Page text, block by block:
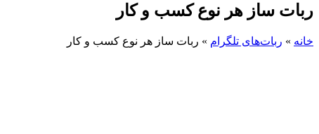
ربات ساز هر نوع کسب و کار
خانه » ربات‌های تلگرام » ربات ساز هر نوع کسب و کار